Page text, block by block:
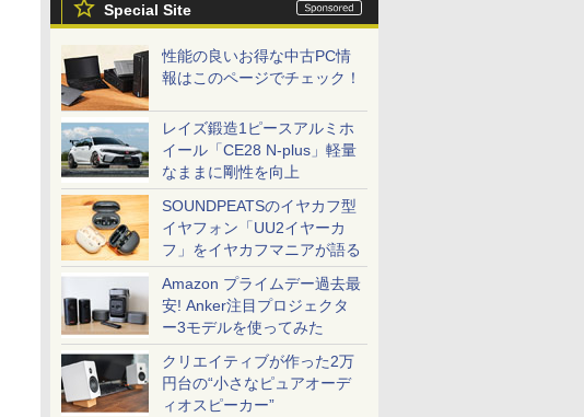
Special Site
性能の良いお得な中古PC情
報はこのページでチェック！
レイズ鍛造1ピースアルミホ
イール「CE28 N-plus」軽量
なままに剛性を向上
SOUNDPEATSのイヤカフ型
イヤフォン「UU2イヤーカ
フ」をイヤカフマニアが語る
Amazon プライムデー過去最
安! Anker注目プロジェクタ
ー3モデルを使ってみた
クリエイティブが作った2万
円台の“小さなピュアオーデ
ィオスピーカー”